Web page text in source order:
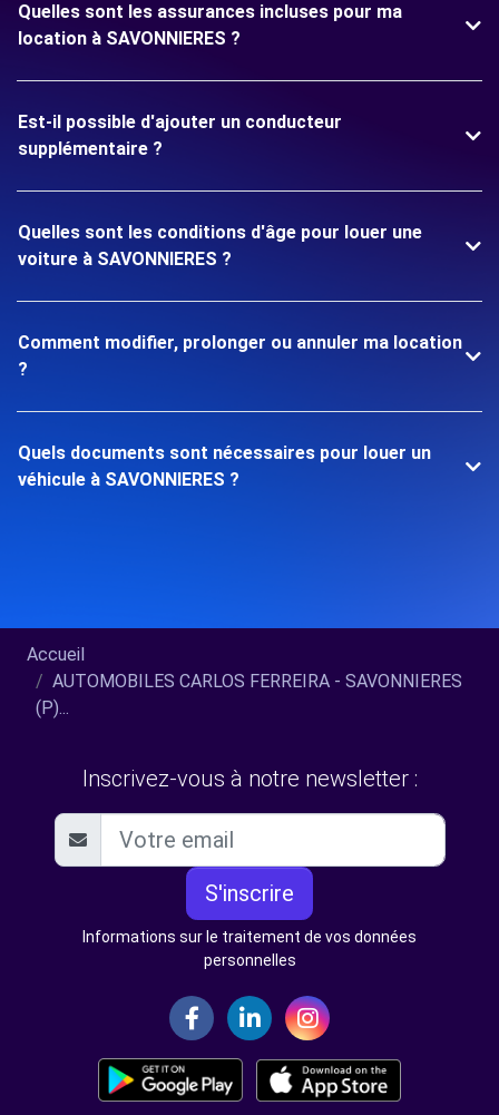
Quelles sont les assurances incluses pour ma
location à SAVONNIERES ?
Est-il possible d'ajouter un conducteur
supplémentaire ?
Quelles sont les conditions d'âge pour louer une
voiture à SAVONNIERES ?
Comment modifier, prolonger ou annuler ma location
?
Quels documents sont nécessaires pour louer un
véhicule à SAVONNIERES ?
Accueil
AUTOMOBILES CARLOS FERREIRA - SAVONNIERES
(P)...
Inscrivez-vous à notre newsletter :
S'inscrire
Informations sur le traitement de vos données
personnelles